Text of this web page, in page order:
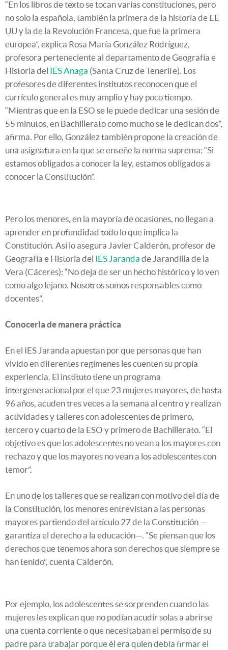
“En los libros de texto se tocan varias constituciones, pero
no solo la española, también la primera de la historia de EE
UU y la de la Revolución Francesa, que fue la primera
europea”, explica Rosa María González Rodríguez,
profesora perteneciente al departamento de Geografía e
Historia del IES Anaga (Santa Cruz de Tenerife). Los
profesores de diferentes institutos reconocen que el
currículo general es muy amplio y hay poco tiempo.
“Mientras que en la ESO se le puede dedicar una sesión de
55 minutos, en Bachillerato como mucho se le dedican dos”,
afirma. Por ello, González también propone la creación de
una asignatura en la que se enseñe la norma suprema: “Si
estamos obligados a conocer la ley, estamos obligados a
conocer la Constitución”.
Pero los menores, en la mayoría de ocasiones, no llegan a
aprender en profundidad todo lo que implica la
Constitución. Así lo asegura Javier Calderón, profesor de
Geografía e Historia del IES Jaranda de Jarandilla de la
Vera (Cáceres): “No deja de ser un hecho histórico y lo ven
como algo lejano. Nosotros somos responsables como
docentes”.
Conocerla de manera práctica
En el IES Jaranda apuestan por que personas que han
vivido en diferentes regímenes les cuenten su propia
experiencia. El instituto tiene un programa
intergeneracional por el que 23 mujeres mayores, de hasta
96 años, acuden tres veces a la semana al centro y realizan
actividades y talleres con adolescentes de primero,
tercero y cuarto de la ESO y primero de Bachillerato. “El
objetivo es que los adolescentes no vean a los mayores con
rechazo y que los mayores no vean a los adolescentes con
temor”.
En uno de los talleres que se realizan con motivo del día de
la Constitución, los menores entrevistan a las personas
mayores partiendo del artículo 27 de la Constitución —
garantiza el derecho a la educación—. “Se piensan que los
derechos que tenemos ahora son derechos que siempre se
han tenido”, cuenta Calderón.
Por ejemplo, los adolescentes se sorprenden cuando las
mujeres les explican que no podían acudir solas a abrirse
una cuenta corriente o que necesitaban el permiso de su
padre para trabajar porque él era quien debía firmar el